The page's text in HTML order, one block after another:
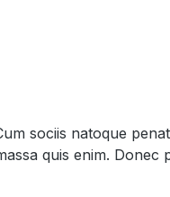
sociis natoque
quis enim. Donec